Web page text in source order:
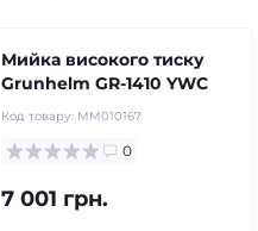
Мийка високого тиску
Grunhelm GR-1410 YWC
Код товару: MM010167
0
7 001 грн.